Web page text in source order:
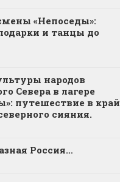
«Непоседы»:
и танцы до
народов
Севера в лагере
путешествие в край
сияния.
Россия…